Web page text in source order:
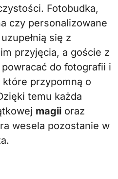
Fotobudka,
czy personalizowane
się z
przyjęcia, a goście z
do fotografii i
przypomną o
temu każda
magii oraz
wesela pozostanie w